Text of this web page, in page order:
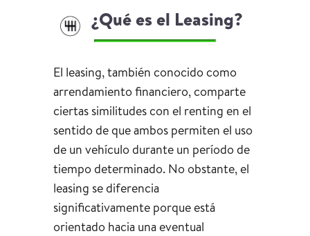
¿Qué es el Leasing?
El leasing, también conocido como
arrendamiento financiero, comparte
ciertas similitudes con el renting en el
sentido de que ambos permiten el uso
de un vehículo durante un período de
tiempo determinado. No obstante, el
leasing se diferencia
significativamente porque está
orientado hacia una eventual